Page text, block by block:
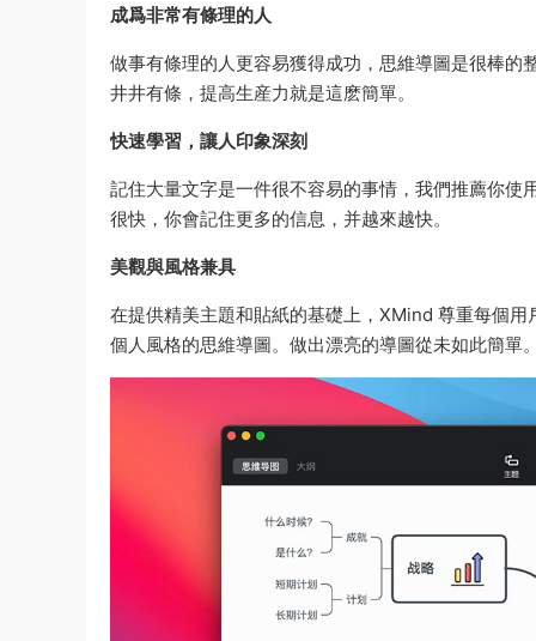
成爲非常有條理的人
做事有條理的人更容易獲得成功，思維導圖是很棒
井井有條，提高生産力就是這麽簡單。
快速學習，讓人印象深刻
記住大量文字是一件很不容易的事情，我們推薦你
很快，你會記住更多的信息，并越來越快。
美觀與風格兼具
在提供精美主題和貼紙的基礎上，XMind 尊重每個
個人風格的思維導圖。做出漂亮的導圖從未如此簡單